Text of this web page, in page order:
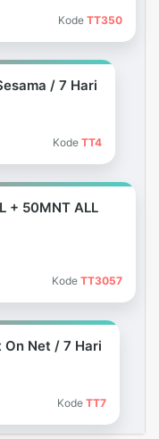
Kode TT350
/ 7 Hari
Kode TT4
+ 50MNT ALL
Kode TT3057
On Net / 7 Hari
Kode TT7